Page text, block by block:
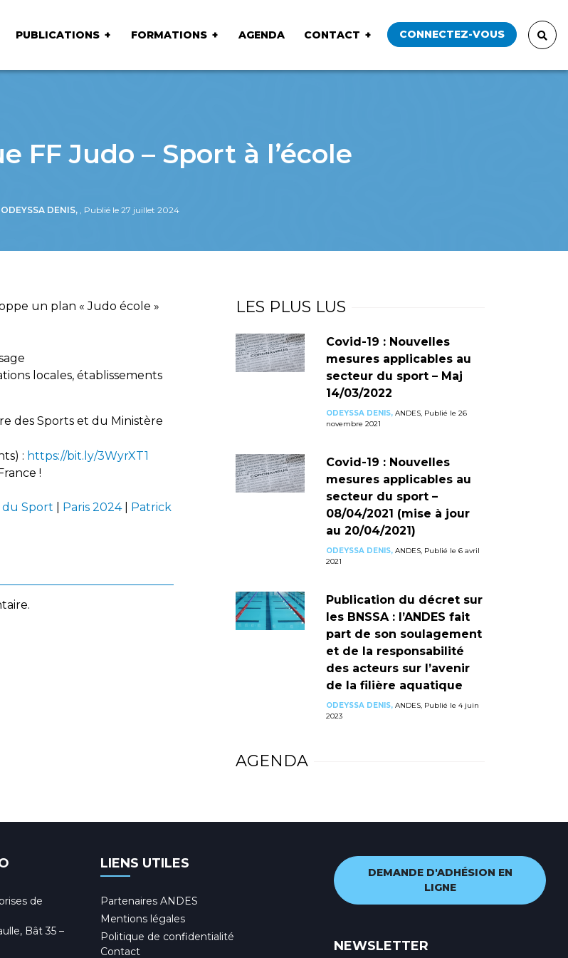
PUBLICATIONS FORMATIONS AGENDA CONTACT CONNECTEZ-VOUS
FF Judo – Sport à l’école
ODEYSSA DENIS, , Publié le 27 juillet 2024
un plan « Judo école »
locales, établissements
des Sports et du Ministère
: https://bit.ly/3WyrXT1
!
du Sport Paris 2024|
Patrick
LES PLUS LUS
Covid-19 : Nouvelles
mesures applicables au
secteur du sport – Maj
14/03/2022
ODEYSSA DENIS,ANDES, Publié le 26
novembre 2021
Covid-19 : Nouvelles
mesures applicables au
secteur du sport –
08/04/2021 (mise à jour
au 20/04/2021)
ODEYSSA DENIS,ANDES, Publié le 6 avril
2021
Publication du décret sur
les BNSSA : l’ANDES fait
part de son soulagement
et de la responsabilité
des acteurs sur l’avenir
de la filière aquatique
ODEYSSA DENIS,ANDES, Publié le 4 juin
2023
AGENDA
de
Bât 35 –
LIENS UTILES
Partenaires ANDES
Mentions légales
Politique de confidentialité
Contact
DEMANDE D'ADHÉSION EN
LIGNE
NEWSLETTER